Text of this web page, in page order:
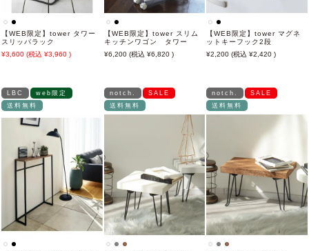
【WEB限定】tower タワー
スリッパラック
3,600
3,960
【WEB限定】tower スリム
キッチンワゴン タワー
6,200
6,820
【WEB限定】tower マグネ
ットキーフック2段
2,200
2,420
LBC
web限定
送料無料
notch.
SALE
送料無料
notch.
SALE
送料無料